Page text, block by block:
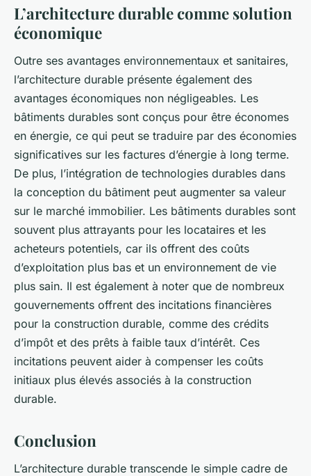
L’architecture durable comme solution
économique
Outre ses avantages environnementaux et sanitaires,
l’architecture durable présente également des
avantages économiques non négligeables. Les
bâtiments durables sont conçus pour être économes
en énergie, ce qui peut se traduire par des économies
significatives sur les factures d’énergie à long terme.
De plus, l’intégration de technologies durables dans
la conception du bâtiment peut augmenter sa valeur
sur le marché immobilier. Les bâtiments durables sont
souvent plus attrayants pour les locataires et les
acheteurs potentiels, car ils offrent des coûts
d’exploitation plus bas et un environnement de vie
plus sain. Il est également à noter que de nombreux
gouvernements offrent des incitations financières
pour la construction durable, comme des crédits
d’impôt et des prêts à faible taux d’intérêt. Ces
incitations peuvent aider à compenser les coûts
initiaux plus élevés associés à la construction
durable.
Conclusion
L’architecture durable transcende le simple cadre de